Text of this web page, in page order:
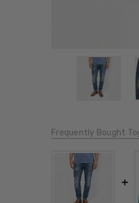
Frequently Bought